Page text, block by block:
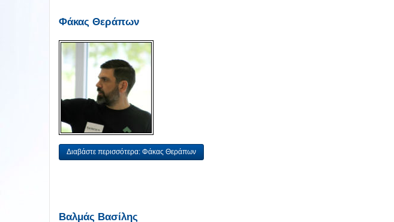
Φάκας Θεράπων
Διαβάστε περισσότερα: Φάκας Θεράπων
Βαλμάς Βασίλης